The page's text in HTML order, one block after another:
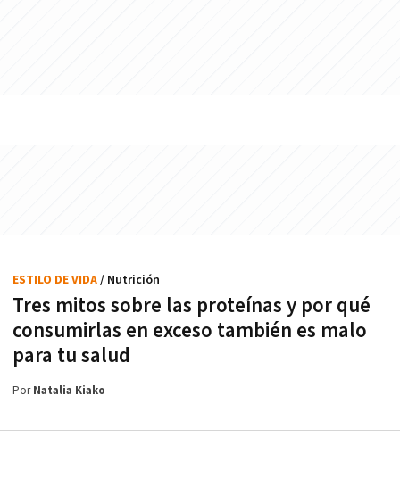
Tres mitos sobre las proteínas y por qué
consumirlas en exceso también es malo
para tu salud
ESTILO DE VIDA/ Nutrición
PorNatalia Kiako